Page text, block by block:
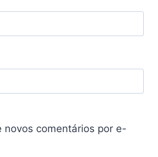
comentários por e-